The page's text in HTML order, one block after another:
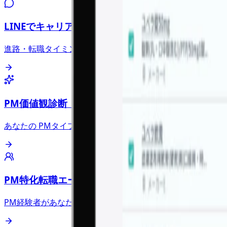
LINEでキャリア相談
進路・転職タイミング・PMタイプの活かし方を気軽に相談
PM価値観診断（5分）
あなたの PMタイプと向いている環境がわかる
PM特化転職エージェント
PM経験者があなたに合う求人を提案、入社後は先輩PMが半